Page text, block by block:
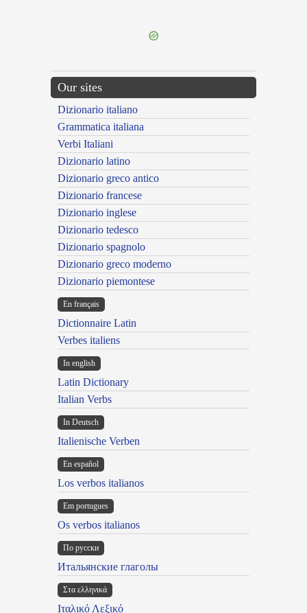
Our sites
Dizionario italiano
Grammatica italiana
Verbi Italiani
Dizionario latino
Dizionario greco antico
Dizionario francese
Dizionario inglese
Dizionario tedesco
Dizionario spagnolo
Dizionario greco moderno
Dizionario piemontese
En français
Dictionnaire Latin
Verbes italiens
In english
Latin Dictionary
Italian Verbs
In Deutsch
Italienische Verben
En español
Los verbos italianos
Em portugues
Os verbos italianos
По русски
Итальянские глаголы
Στα ελληνικά
Ιταλικό Λεξικό